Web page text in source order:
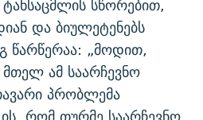
სწორებით,
და ბიულეტენებს
წარწერაა: „მოდით,
ამ საარჩევნო
პრობლემა